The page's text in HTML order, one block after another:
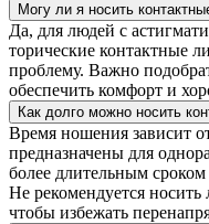
Могу ли я носить
Да, для людей с
торические контактные
проблему. Важно
обеспечить комфорт и
Как долго можно носить
Время ношения зависит
предназначены для
более длительным
Не рекомендуется носить
чтобы избежать